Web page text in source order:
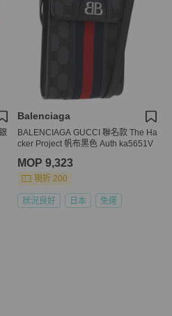
Balenciaga
BALENCIAGA GUCCI 聯名款 The Ha
cker Project 帆布黑色 Auth ka5651V
MOP 9,323
現折 200
狀況良好 日本 免運